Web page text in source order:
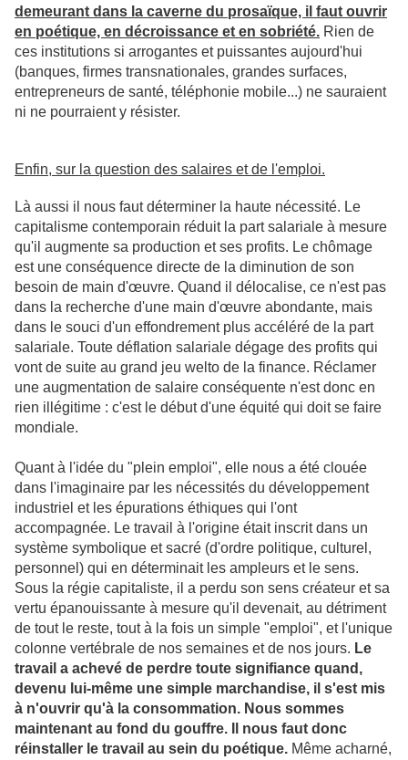
demeurant dans la caverne du prosaïque, il faut ouvrir
en poétique, en décroissance et en sobriété. Rien de
ces institutions si arrogantes et puissantes aujourd'hui
(banques, firmes transnationales, grandes surfaces,
entrepreneurs de santé, téléphonie mobile...) ne sauraient
ni ne pourraient y résister.
Enfin, sur la question des salaires et de l'emploi.
Là aussi il nous faut déterminer la haute nécessité. Le
capitalisme contemporain réduit la part salariale à mesure
qu'il augmente sa production et ses profits. Le chômage
est une conséquence directe de la diminution de son
besoin de main d'œuvre. Quand il délocalise, ce n'est pas
dans la recherche d'une main d'œuvre abondante, mais
dans le souci d'un effondrement plus accéléré de la part
salariale. Toute déflation salariale dégage des profits qui
vont de suite au grand jeu welto de la finance. Réclamer
une augmentation de salaire conséquente n'est donc en
rien illégitime : c'est le début d'une équité qui doit se faire
mondiale.
Quant à l'idée du "plein emploi", elle nous a été clouée
dans l'imaginaire par les nécessités du développement
industriel et les épurations éthiques qui l'ont
accompagnée. Le travail à l'origine était inscrit dans un
système symbolique et sacré (d'ordre politique, culturel,
personnel) qui en déterminait les ampleurs et le sens.
Sous la régie capitaliste, il a perdu son sens créateur et sa
vertu épanouissante à mesure qu'il devenait, au détriment
de tout le reste, tout à la fois un simple "emploi", et l'unique
colonne vertébrale de nos semaines et de nos jours. Le
travail a achevé de perdre toute signifiance quand,
devenu lui-même une simple marchandise, il s'est mis
à n'ouvrir qu'à la consommation. Nous sommes
maintenant au fond du gouffre. Il nous faut donc
réinstaller le travail au sein du poétique. Même acharné,